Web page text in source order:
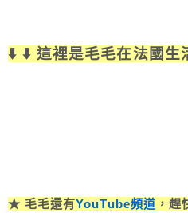
⬇️ ⬇️ 這裡是毛毛在法國生
★ 毛毛還有YouTube頻道 ，